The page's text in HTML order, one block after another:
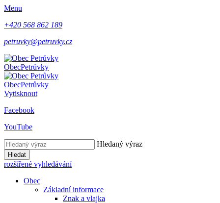
Menu
+420 568 862 189
petruvky@petruvky.cz
ObecPetrůvky
ObecPetrůvky
Vytisknout
Facebook
YouTube
Hledaný výraz
Hledat
rozšířené vyhledávání
Obec
Základní informace
Znak a vlajka